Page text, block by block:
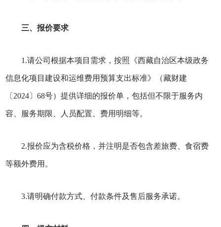
三、报价要求
1.请公司根据本项目需求，按照《西藏自治区本级政务
信息化项目建设和运维费用预算支出标准》（藏财建
〔2024〕68号）提供详细的报价单，包括但不限于服务内
容、服务期限、人员配置、费用明细等。
2.报价应为含税价格，并注明是否包含差旅费、食宿费
等额外费用。
3.请明确付款方式、付款条件及售后服务承诺。